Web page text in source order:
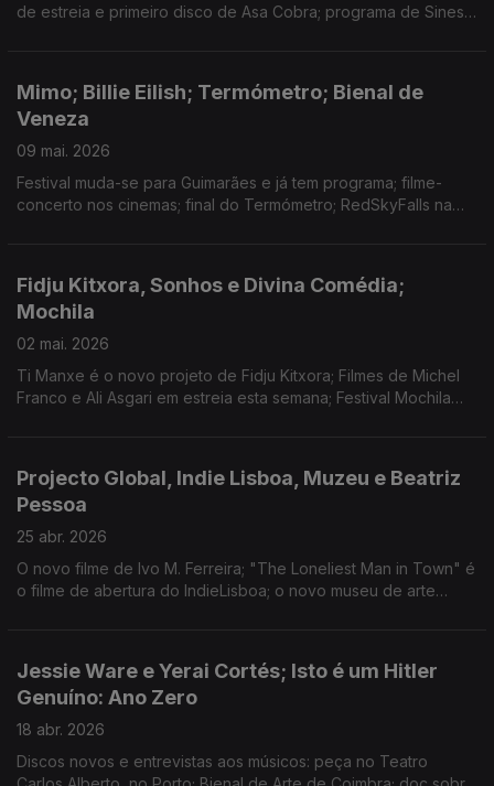
de estreia e primeiro disco de Asa Cobra; programa de Sines
Mimo; Billie Eilish; Termómetro; Bienal de
Veneza
09 mai. 2026
Festival muda-se para Guimarães e já tem programa; filme-
concerto nos cinemas; final do Termómetro; RedSkyFalls na
Fidju Kitxora, Sonhos e Divina Comédia;
Mochila
02 mai. 2026
Ti Manxe é o novo projeto de Fidju Kitxora; Filmes de Michel
Franco e Ali Asgari em estreia esta semana; Festival Mochila
Projecto Global, Indie Lisboa, Muzeu e Beatriz
Pessoa
25 abr. 2026
O novo filme de Ivo M. Ferreira; "The Loneliest Man in Town" é
o filme de abertura do IndieLisboa; o novo museu de arte
Jessie Ware e Yerai Cortés; Isto é um Hitler
Genuíno: Ano Zero
18 abr. 2026
Discos novos e entrevistas aos músicos: peça no Teatro